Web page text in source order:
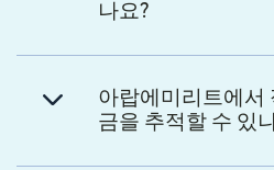
나요?
아랍에미리트에서
금을 추적할 수 있